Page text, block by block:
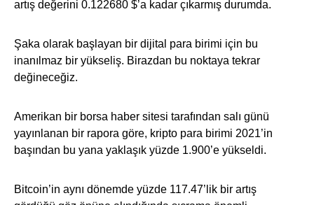
artış değerini 0.122680 $’a kadar çıkarmış durumda.
Şaka olarak başlayan bir dijital para birimi için bu
inanılmaz bir yükseliş. Birazdan bu noktaya tekrar
değineceğiz.
Amerikan bir borsa haber sitesi tarafından salı günü
yayınlanan bir rapora göre, kripto para birimi 2021’in
başından bu yana yaklaşık yüzde 1.900’e yükseldi.
Bitcoin’in aynı dönemde yüzde 117.47’lik bir artış